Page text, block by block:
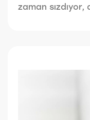
zaman
genişleten
gerekir. Bu
hizalanma
uçların
olabilir! Bu